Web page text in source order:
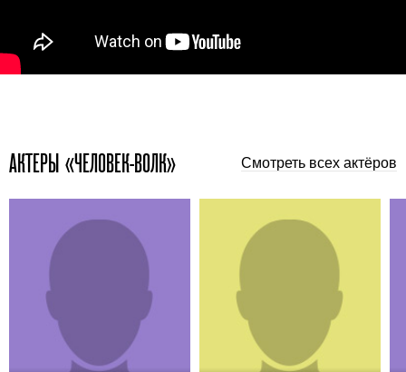
АКТЕРЫ «ЧЕЛОВЕК-ВОЛК» Смотреть всех актёров